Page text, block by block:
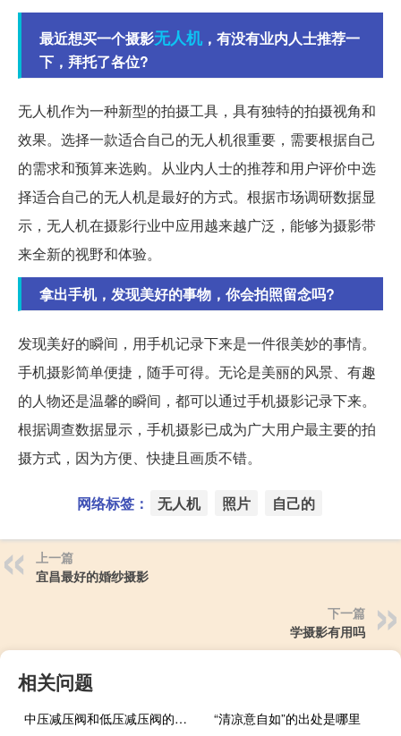
最近想买一个摄影无人机 ，有没有业内人士推荐一
下，拜托了各位?
无人机作为一种新型的拍摄工具，具有独特的拍摄视角和
效果。选择一款适合自己的无人机很重要，需要根据自己
的需求和预算来选购。从业内人士的推荐和用户评价中选
择适合自己的无人机是最好的方式。根据市场调研数据显
示，无人机在摄影行业中应用越来越广泛，能够为摄影带
来全新的视野和体验。
拿出手机，发现美好的事物，你会拍照留念吗?
发现美好的瞬间，用手机记录下来是一件很美妙的事情。
手机摄影简单便捷，随手可得。无论是美丽的风景、有趣
的人物还是温馨的瞬间，都可以通过手机摄影记录下来。
根据调查数据显示，手机摄影已成为广大用户最主要的拍
摄方式，因为方便、快捷且画质不错。
网络标签： 无人机 照片 自己的
上一篇
宜昌最好的婚纱摄影
下一篇
学摄影有用吗
相关问题
中压减压阀和低压减压阀的区别
“清凉意自如”的出处是哪里